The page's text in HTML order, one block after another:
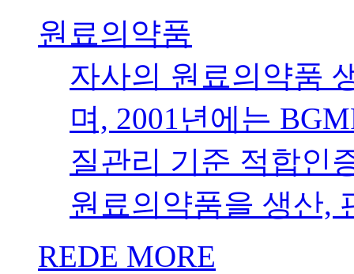
원료의약품
자사의 원료의약품
며, 2001년에는
질관리 기준 적합인
원료의약품을 생산,
REDE MORE